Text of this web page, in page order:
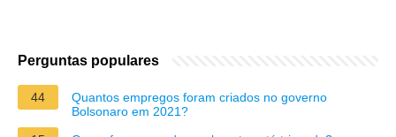
Perguntas populares
44
Quantos empregos foram criados no governo
Bolsonaro em 2021?